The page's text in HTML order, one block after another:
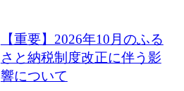
【重要】2026年10月のふる
さと納税制度改正に伴う影
響について